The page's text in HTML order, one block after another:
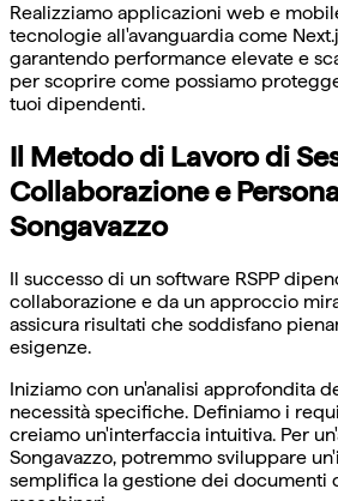
Realizziamo applicazioni web e
tecnologie all'avanguardia come
garantendo performance elevate e
per scoprire come possiamo
tuoi dipendenti.
Il Metodo di Lavoro di
Collaborazione e
Songavazzo
Il successo di un software RSPP
collaborazione e da un approccio
assicura risultati che soddisfano
esigenze.
Iniziamo con un'analisi approfondita
necessità specifiche. Definiamo i
creiamo un'interfaccia intuitiva. Per
Songavazzo, potremmo sviluppare
semplifica la gestione dei documenti